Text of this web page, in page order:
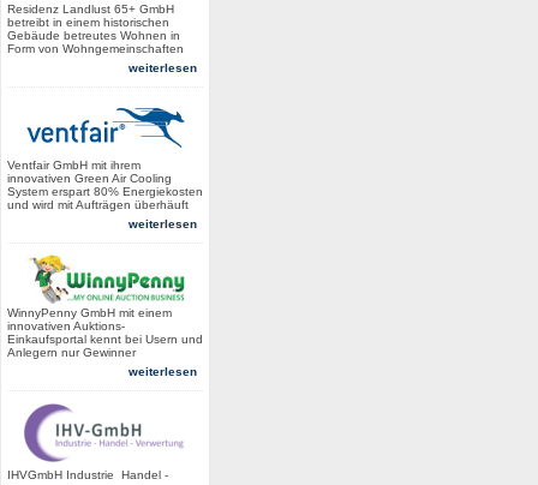
Residenz Landlust 65+ GmbH
betreibt in einem historischen
Gebäude betreutes Wohnen in
Form von Wohngemeinschaften
weiterlesen
Ventfair GmbH mit ihrem
innovativen Green Air Cooling
System erspart 80% Energiekosten
und wird mit Aufträgen überhäuft
weiterlesen
WinnyPenny GmbH mit einem
innovativen Auktions-
Einkaufsportal kennt bei Usern und
Anlegern nur Gewinner
weiterlesen
IHVGmbH Industrie  Handel -